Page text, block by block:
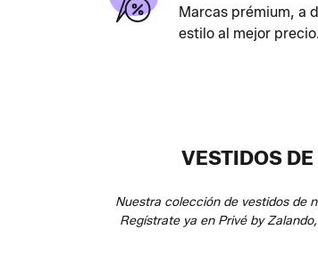
Marcas prémium, a
estilo al mejor precio.
VESTIDOS
Nuestra colección de vestidos de
Regístrate ya en Privé by